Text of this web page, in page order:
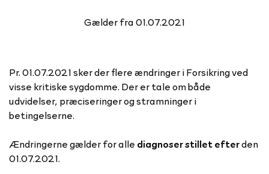
Gælder fra 01.07.2021
Pr. 01.07.2021 sker der flere ændringer i Forsikring ved
visse kritiske sygdomme. Der er tale om både
udvidelser, præciseringer og stramninger i
betingelserne.
Ændringerne gælder for alle diagnoser stillet efterden
01.07.2021.